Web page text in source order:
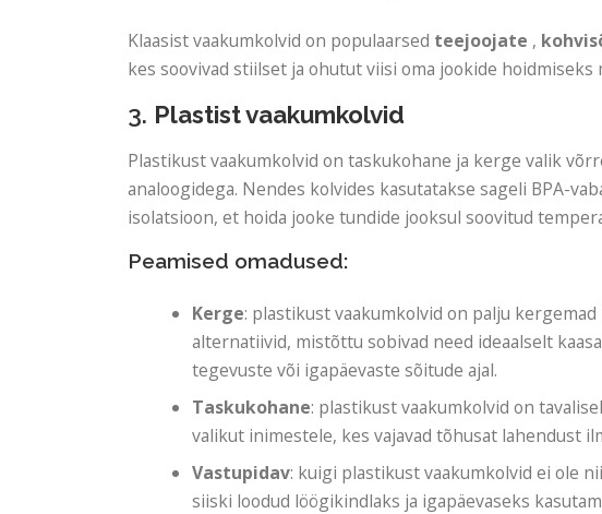
Klaasist vaakumkolvid on populaarsed teejoojate ,
kes soovivad stiilset ja ohutut viisi oma jookide
3. Plastist vaakumkolvid
Plastikust vaakumkolvid on taskukohane ja kerge valik
analoogidega. Nendes kolvides kasutatakse sageli BPA-
isolatsioon, et hoida jooke tundide jooksul soovitud
Peamised omadused:
Kerge: plastikust vaakumkolvid on palju
alternatiivid, mistõttu sobivad need ideaalselt
tegevuste või igapäevaste sõitude ajal.
Taskukohane: plastikust vaakumkolvid on
valikut inimestele, kes vajavad tõhusat lahendust
Vastupidav: kuigi plastikust vaakumkolvid ei ole
siiski loodud löögikindlaks ja igapäevaseks